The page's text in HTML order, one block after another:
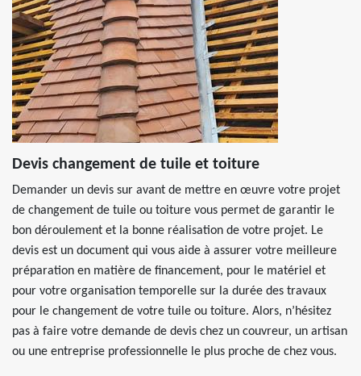
Devis changement de tuile et toiture
Demander un devis sur avant de mettre en œuvre votre projet
de changement de tuile ou toiture vous permet de garantir le
bon déroulement et la bonne réalisation de votre projet. Le
devis est un document qui vous aide à assurer votre meilleure
préparation en matière de financement, pour le matériel et
pour votre organisation temporelle sur la durée des travaux
pour le changement de votre tuile ou toiture. Alors, n’hésitez
pas à faire votre demande de devis chez un couvreur, un artisan
ou une entreprise professionnelle le plus proche de chez vous.